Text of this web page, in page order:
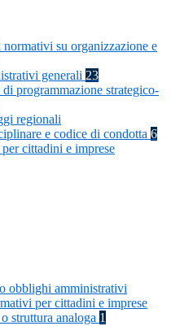
su organizzazione e
generali 23
programmazione strategico-
regionali
e codice di condotta 6
cittadini e imprese
obblighi amministrativi
per cittadini e imprese
struttura analoga 1